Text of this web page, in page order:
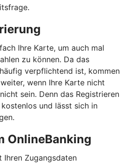
Ihre Karte, um auch mal
zu können. Da das
verpflichtend ist, kommen
wenn Ihre Karte nicht
sein. Denn das Registrieren
und lässt sich in
OnlineBanking
Ihren Zugangsdaten